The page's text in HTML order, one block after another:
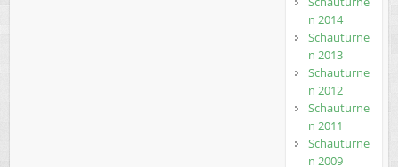
n 2014
Schauturne
n 2013
Schauturne
n 2012
Schauturne
n 2011
Schauturne
n 2009